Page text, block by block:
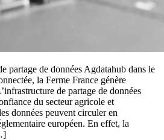
partage de données Agdatahub dans le
la Ferme France génère
de partage de données
du secteur agricole et
données peuvent circuler en
européen. En effet, la